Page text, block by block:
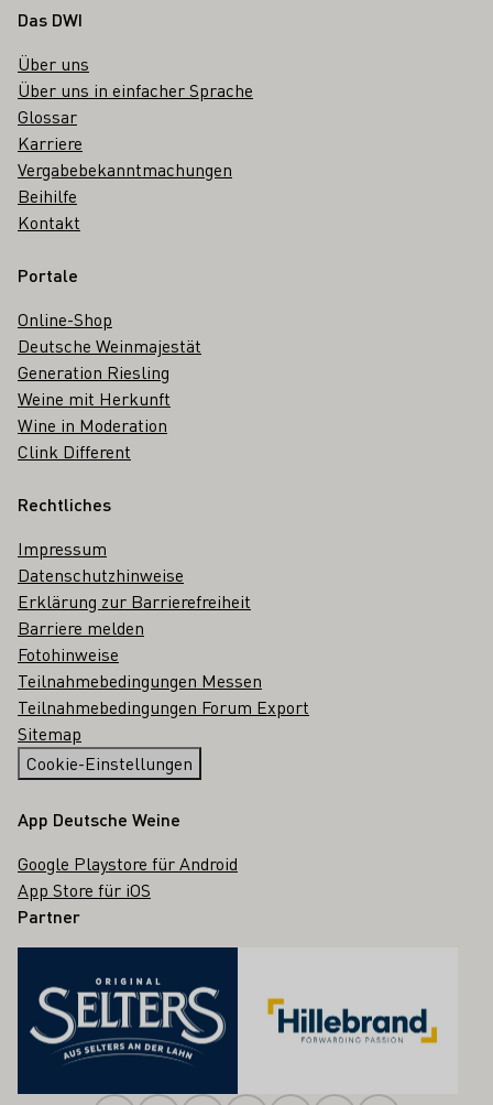
Fußbereich
Das DWI
Über uns
Über uns in einfacher Sprache
Glossar
Karriere
Vergabebekanntmachungen
Beihilfe
Kontakt
Portale
Online-Shop
Deutsche Weinmajestät
Generation Riesling
Weine mit Herkunft
Wine in Moderation
Clink Different
Rechtliches
Impressum
Datenschutzhinweise
Erklärung zur Barrierefreiheit
Barriere melden
Fotohinweise
Teilnahmebedingungen Messen
Teilnahmebedingungen Forum Export
Sitemap
Cookie-Einstellungen
App Deutsche Weine
Google Playstore für Android
App Store für iOS
Partner